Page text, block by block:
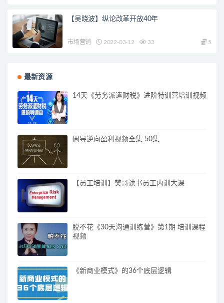
【吴晓波】纵论改革开放40年
市场营销 2022-03-12 33 5
最新资源
14天《劳务派遣财税》进阶特训营培训视频
周导逆向盈利视频全集 50集
【员工培训】樊哥读书员工内训大课
脱不花《30天沟通训练营》第1期 培训课程
视频
《新商业模式》的36个底层逻辑